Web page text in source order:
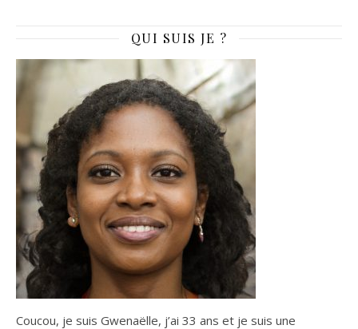
QUI SUIS JE ?
Coucou, je suis Gwenaëlle, j’ai 33 ans et je suis une